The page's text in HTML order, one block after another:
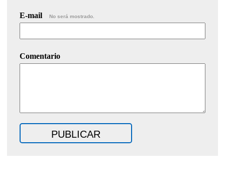
E-mail No será mostrado.
Comentario